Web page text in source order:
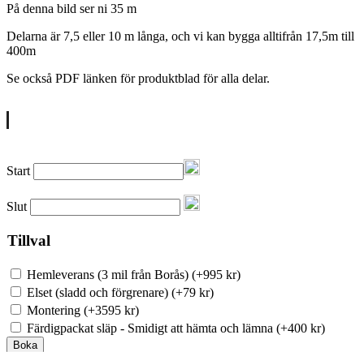
På denna bild ser ni 35 m
Delarna är 7,5 eller 10 m långa, och vi kan bygga alltifrån 17,5m till
400m
Se också PDF länken för produktblad för alla delar.
Start
Slut
Tillval
Hemleverans (3 mil från Borås) (+995 kr)
Elset (sladd och förgrenare) (+79 kr)
Montering (+3595 kr)
Färdigpackat släp - Smidigt att hämta och lämna (+400 kr)
Boka